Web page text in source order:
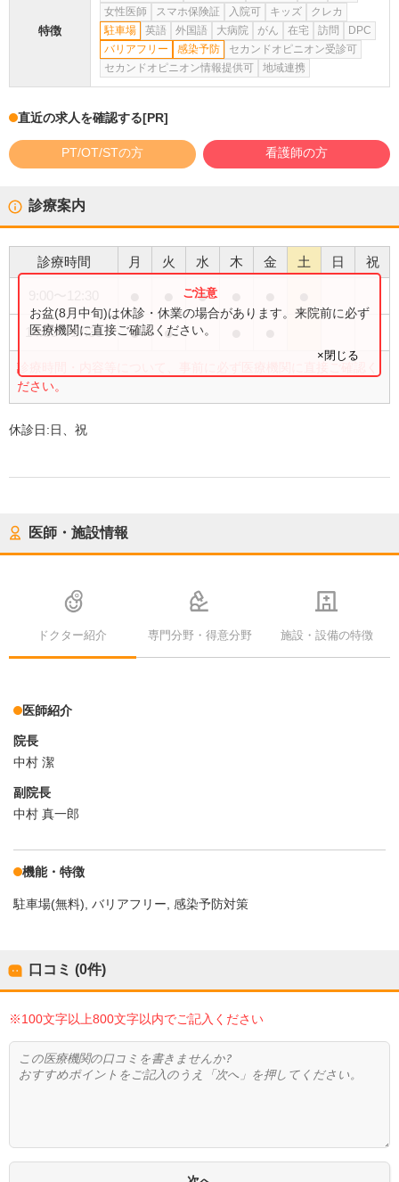
特徴
女性医師
スマホ保険証 入院可 キッズ
クレカ
駐車場
英語 外国語 大病院 がん 在宅 訪問
DPC
バリアフリー
感染予防
セカンドオピニオン受診可
セカンドオピニオン情報提供可
地域連携
直近の求人を確認する[PR]
PT/OT/STの方 看護師の方
診療案内
診療時間 月 火 水 木 金 土 日 祝
●
14:30〜17:30 ● ●
診療時間・内容等について、事前に必ず医療機関に直接ご確認く
ださい。
お盆(8月中旬)は休診・休業の場合があります。来院前に必ず
医療機関に直接ご確認ください。
×閉じる
休診日:日、祝
医師・施設情報
ドクター紹介 専門分野・得意分野 施設・設備の特徴
医師紹介
院長
中村 潔
副院長
中村 真一郎
機能・特徴
駐車場(無料) バリアフリー 感染予防対策
口コミ (0件)
※100文字以上800文字以内でご記入ください